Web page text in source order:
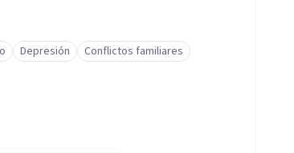
Depresión
Conflictos familiares